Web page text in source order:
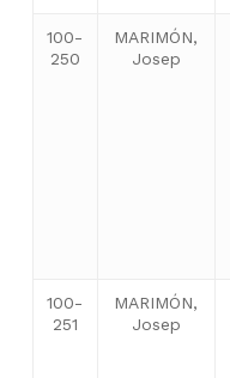
100-
250
MARIMÓN,
Josep
100-
251
MARIMÓN,
Josep